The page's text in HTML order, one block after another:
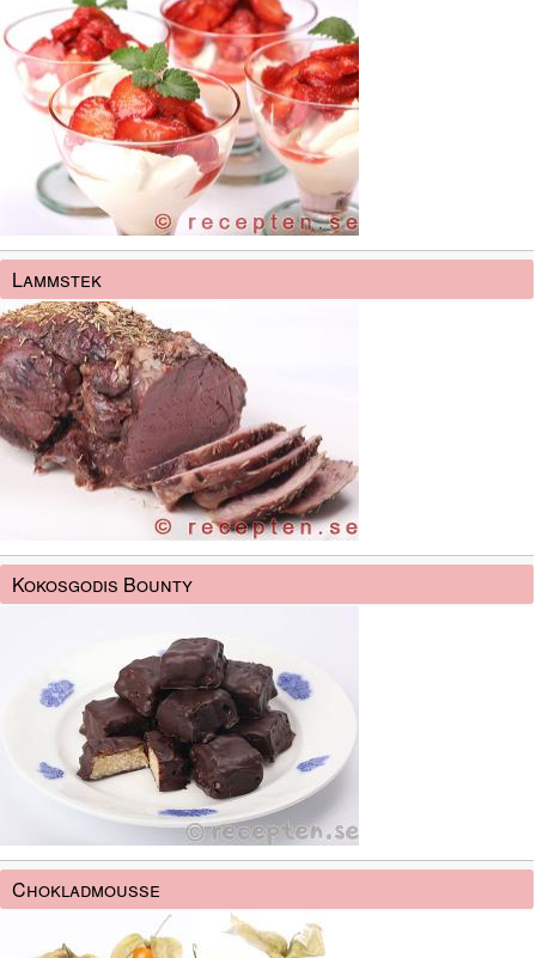
Lammstek
Kokosgodis Bounty
Chokladmousse